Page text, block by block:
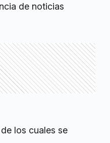
de noticias
los cuales se